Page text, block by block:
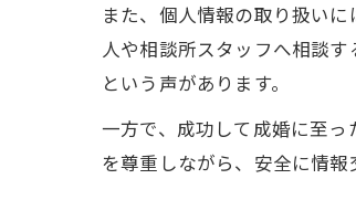
また、個人情報の取り扱い
人や相談所スタッフへ相談
という声があります。
一方で、成功して成婚に至
を尊重しながら、安全に情報